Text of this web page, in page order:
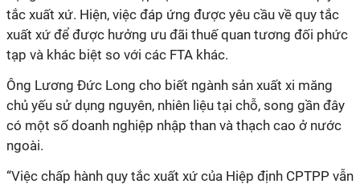
tắc xuất xứ. Hiện, việc đáp ứng được yêu cầu về quy tắc
xuất xứ để được hưởng ưu đãi thuế quan tương đối phức
tạp và khác biệt so với các FTA khác.
Ông Lương Đức Long cho biết ngành sản xuất xi măng
chủ yếu sử dụng nguyên, nhiên liệu tại chỗ, song gần đây
có một số doanh nghiệp nhập than và thạch cao ở nước
ngoài.
“Việc chấp hành quy tắc xuất xứ của Hiệp định CPTPP vẫn